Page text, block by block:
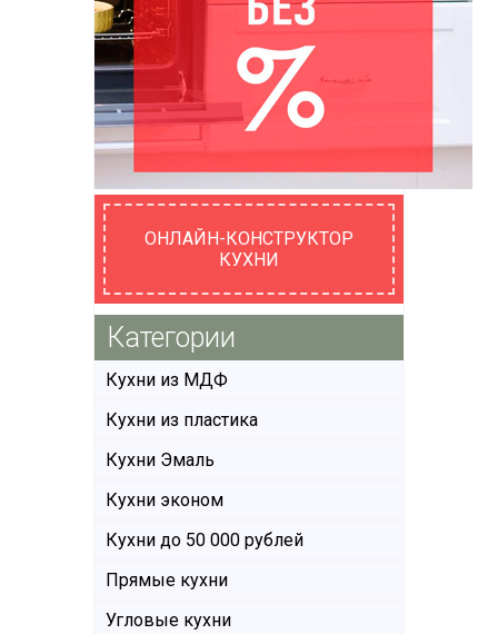
ОНЛАЙН-КОНСТРУКТОР
КУХНИ
Категории
Кухни из МДФ
Кухни из пластика
Кухни Эмаль
Кухни эконом
Кухни до 50 000 рублей
Прямые кухни
Угловые кухни